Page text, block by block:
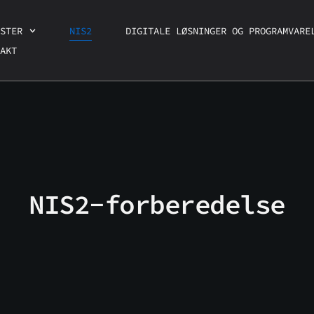
NIS2
DIGITALE LØSNINGER OG
NIS2-forberedelse